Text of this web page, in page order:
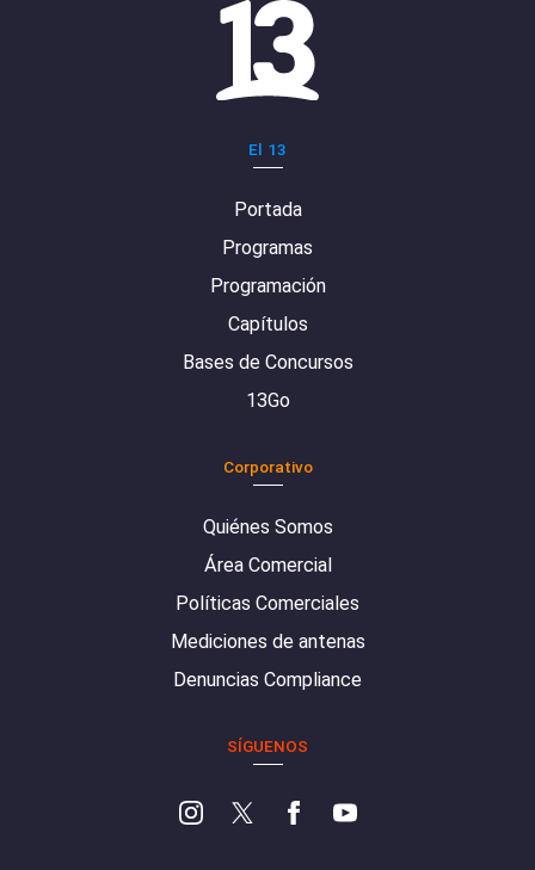
El 13
Portada
Programas
Programación
Capítulos
Bases de Concursos
13Go
Corporativo
Quiénes Somos
Área Comercial
Políticas Comerciales
Mediciones de antenas
Denuncias Compliance
SÍGUENOS